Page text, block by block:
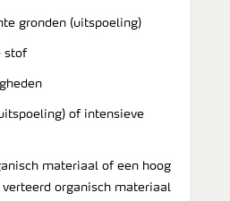
gronden (uitspoeling)
stof
of intensieve
materiaal of een hoog
organisch materiaal